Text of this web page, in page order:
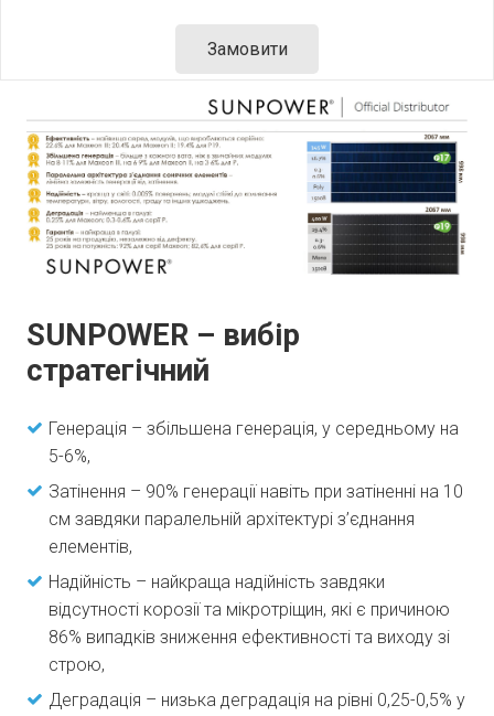
Замовити
SUNPOWER – вибір
стратегічний
Генерація – збільшена генерація, у середньому на
5-6%,
Затінення – 90% генерації навіть при затіненні на 10
см завдяки паралельній архітектурі з’єднання
елементів,
Надійність – найкраща надійність завдяки
відсутності корозії та мікротріщин, які є причиною
86% випадків зниження ефективності та виходу зі
строю,
Деградація – низька деградація на рівні 0,25-0,5% у